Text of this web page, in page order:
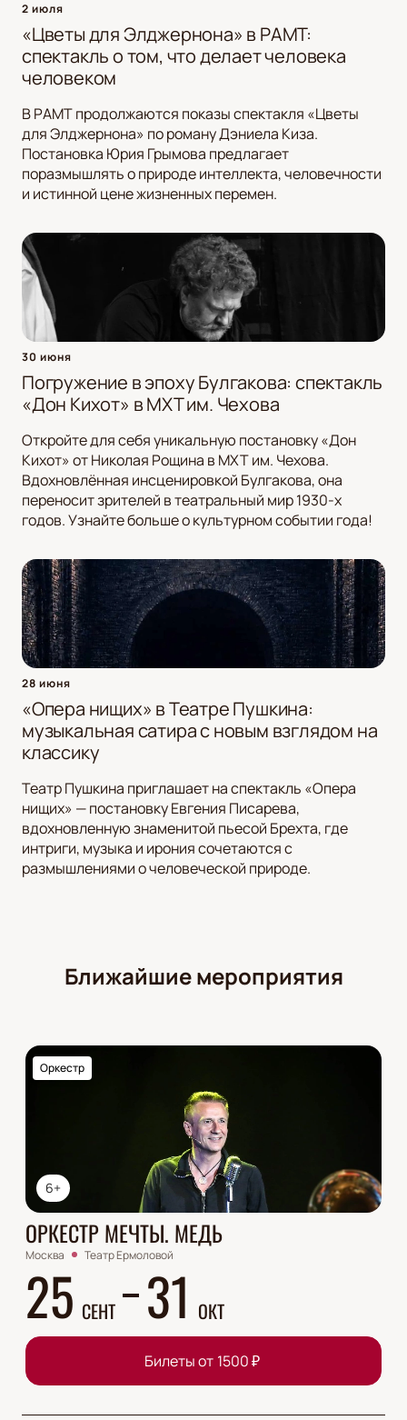
2 июля
«Цветы для Элджернона» в РАМТ:
спектакль о том, что делает человека
человеком
В РАМТ продолжаются показы спектакля «Цветы
для Элджернона» по роману Дэниела Киза.
Постановка Юрия Грымова предлагает
поразмышлять о природе интеллекта, человечности
и истинной цене жизненных перемен.
30 июня
Погружение в эпоху Булгакова: спектакль
«Дон Кихот» в МХТ им. Чехова
Откройте для себя уникальную постановку «Дон
Кихот» от Николая Рощина в МХТ им. Чехова.
Вдохновлённая инсценировкой Булгакова, она
переносит зрителей в театральный мир 1930-х
годов. Узнайте больше о культурном событии года!
28 июня
«Опера нищих» в Театре Пушкина:
музыкальная сатира с новым взглядом на
классику
Театр Пушкина приглашает на спектакль «Опера
нищих» — постановку Евгения Писарева,
вдохновленную знаменитой пьесой Брехта, где
интриги, музыка и ирония сочетаются с
размышлениями о человеческой природе.
Ближайшие мероприятия
6+
Оркестр
ОРКЕСТР МЕЧТЫ. МЕДЬ
Москва Театр Ермоловой
25 СЕНТ 31 ОКТ
Билеты от 1500₽